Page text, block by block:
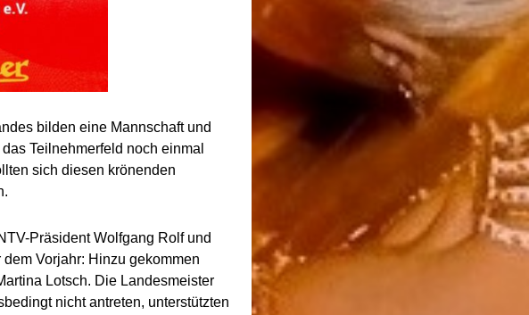
bilden eine Mannschaft und
Teilnehmerfeld noch einmal
sich diesen krönenden
Präsident Wolfgang Rolf und
Vorjahr: Hinzu gekommen
Lotsch. Die Landesmeister
nicht antreten, unterstützten